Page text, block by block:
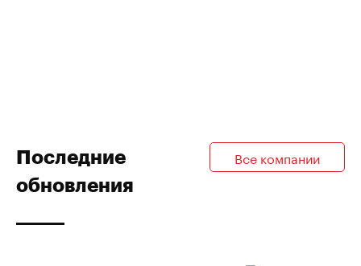
Последние
обновления
Все компании